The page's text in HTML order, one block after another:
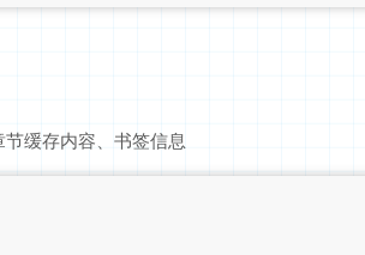
缓存内容、书签信息